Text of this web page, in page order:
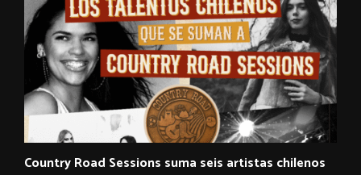
Country Road Sessions suma seis artistas chilenos